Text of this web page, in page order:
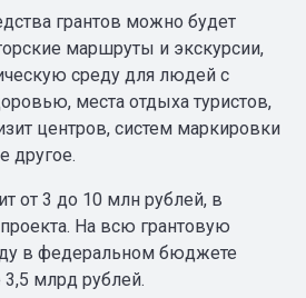
грантов можно будет
маршруты и экскурсии,
среду для людей с
места отдыха туристов,
центров, систем маркировки
другое.
от 3 до 10 млн рублей, в
На всю грантовую
в федеральном бюджете
млрд рублей.